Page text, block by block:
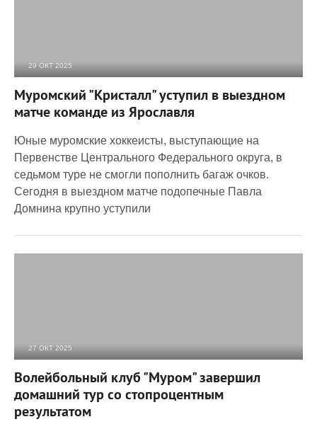
29 ОКТ 2025
Муромский "Кристалл" уступил в выездном
матче команде из Ярославля
Юные муромские хоккеисты, выступающие на
Первенстве Центрального Федерального округа, в
седьмом туре не смогли пополнить багаж очков.
Сегодня в выездном матче подопечные Павла
Домнина крупно уступили
27 ОКТ 2025
Волейбольный клуб "Муром" завершил
домашний тур со стопроцентным
результатом